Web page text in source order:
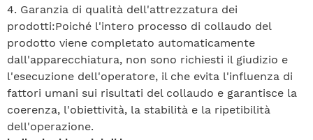
4. Garanzia di qualità dell'attrezzatura dei
prodotti:Poiché l'intero processo di collaudo del
prodotto viene completato automaticamente
dall'apparecchiatura, non sono richiesti il giudizio e
l'esecuzione dell'operatore, il che evita l'influenza di
fattori umani sui risultati del collaudo e garantisce la
coerenza, l'obiettività, la stabilità e la ripetibilità
dell'operazione.